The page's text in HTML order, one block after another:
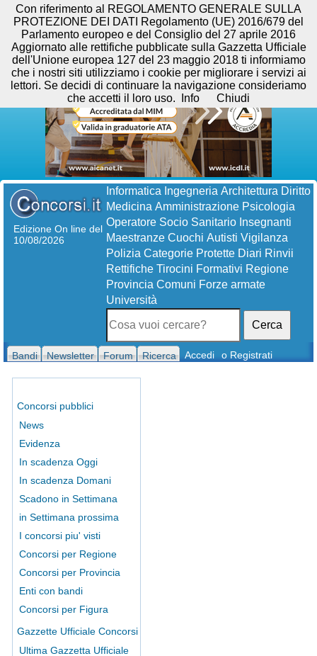
Edizione On line del
10/08/2026
Informatica Ingegneria Architettura Diritto
Medicina Amministrazione Psicologia
Operatore Socio Sanitario Insegnanti
Maestranze Cuochi Autisti Vigilanza
Polizia Categorie Protette Diari Rinvii
Rettifiche Tirocini Formativi Regione
Provincia Comuni Forze armate
Università
Cerca
Bandi Newsletter Forum Ricerca Accedi o Registrati
Concorsi pubblici
News
Evidenza
In scadenza Oggi
In scadenza Domani
Scadono in Settimana
in Settimana prossima
I concorsi piu' visti
Concorsi per Regione
Concorsi per Provincia
Enti con bandi
Concorsi per Figura
Gazzette Ufficiale Concorsi
Ultima Gazzetta Ufficiale
Con riferimento al REGOLAMENTO GENERALE SULLA
PROTEZIONE DEI DATI Regolamento (UE) 2016/679 del
Parlamento europeo e del Consiglio del 27 aprile 2016
Aggiornato alle rettifiche pubblicate sulla Gazzetta Ufficiale
dell'Unione europea 127 del 23 maggio 2018 ti informiamo
che i nostri siti utilizziamo i cookie per migliorare i servizi ai
lettori. Se decidi di continuare la navigazione consideriamo
che accetti il loro uso.
Info Chiudi